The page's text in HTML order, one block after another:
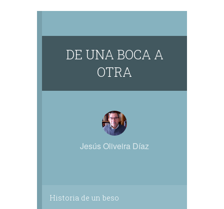
DE UNA BOCA A
OTRA
Jesús Oliveira Díaz
Historia de un beso